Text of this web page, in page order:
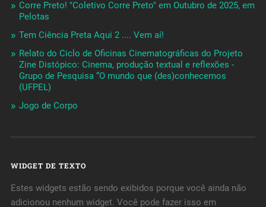
Corre Preto! "Coletivo Corre Preto" em Outubro de 2025, em
Pelotas
Tem Ciência Preta Aqui 2 .... Vem aí!
Relato do Ciclo de Oficinas Cinematográficas do Projeto
Zine Distópico: Cinema, produção textual e reflexões -
Grupo de Pesquisa “O mundo que (des)conhecemos
(UFPEL)
Jogo de Corpo
WIDGET DE TEXTO
Estes widgets estão sendo exibidos porque você ainda não
adicionou nenhum widget. Você pode fazer isso em